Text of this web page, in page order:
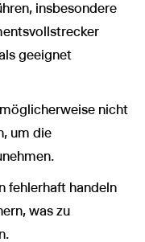
insbesondere
geeignet
nicht
um die
fehlerhaft handeln
was zu